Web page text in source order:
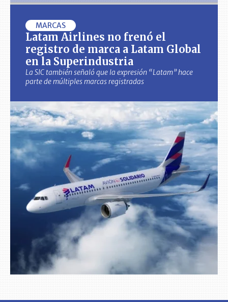
MARCAS
Latam Airlines no frenó el
registro de marca a Latam Global
en la Superindustria
La SIC también señaló que la expresión “Latam” hace
parte de múltiples marcas registradas